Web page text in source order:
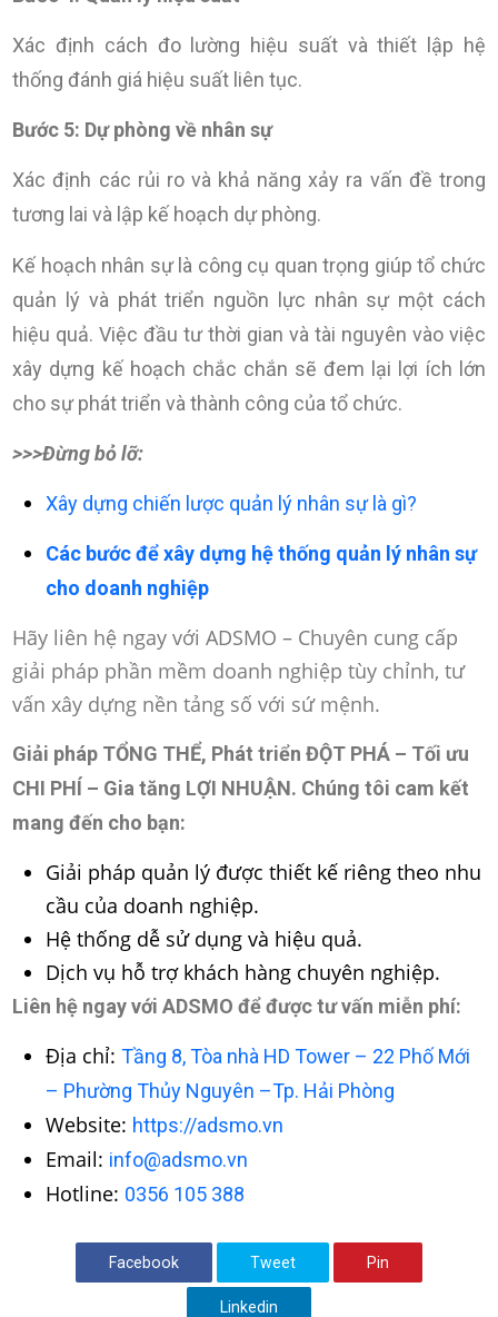
Xác định cách đo lường hiệu suất và thiết lập hệ
thống đánh giá hiệu suất liên tục.
Bước 5: Dự phòng về nhân sự
Xác định các rủi ro và khả năng xảy ra vấn đề trong
tương lai và lập kế hoạch dự phòng.
Kế hoạch nhân sự là công cụ quan trọng giúp tổ chức
quản lý và phát triển nguồn lực nhân sự một cách
hiệu quả. Việc đầu tư thời gian và tài nguyên vào việc
xây dựng kế hoạch chắc chắn sẽ đem lại lợi ích lớn
cho sự phát triển và thành công của tổ chức.
>>>Đừng bỏ lỡ:
Xây dựng chiến lược quản lý nhân sự là gì?
Các bước để xây dựng hệ thống quản lý nhân sự
cho doanh nghiệp
Hãy liên hệ ngay với ADSMO – Chuyên cung cấp
giải pháp phần mềm doanh nghiệp tùy chỉnh, tư
vấn xây dựng nền tảng số với sứ mệnh.
Giải pháp TỔNG THỂ, Phát triển ĐỘT PHÁ – Tối ưu
CHI PHÍ – Gia tăng LỢI NHUẬN. Chúng tôi cam kết
mang đến cho bạn:
Giải pháp quản lý được thiết kế riêng theo nhu
cầu của doanh nghiệp.
Hệ thống dễ sử dụng và hiệu quả.
Dịch vụ hỗ trợ khách hàng chuyên nghiệp.
Liên hệ ngay với ADSMO để được tư vấn miễn phí:
Địa chỉ:Tầng 8, Tòa nhà HD Tower – 22 Phố Mới
– Phường Thủy Nguyên –Tp. Hải Phòng
Website: https://adsmo.vn
Email: info@adsmo.vn
Hotline: 0356 105 388
Facebook Tweet Pin
Linkedin